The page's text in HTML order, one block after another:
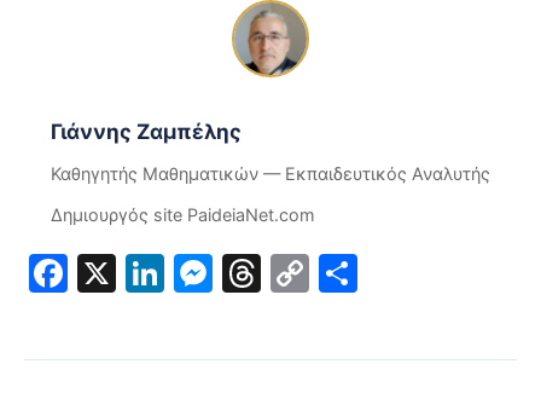
Γιάννης Ζαμπέλης
Καθηγητής Μαθηματικών — Εκπαιδευτικός Αναλυτής
Δημιουργός site PaideiaNet.com
Facebook
X LinkedIn
Messenger
Threads
Copy